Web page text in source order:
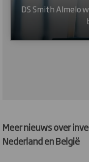
DS Smith Almelo
Meer nieuws over
Nederland en België